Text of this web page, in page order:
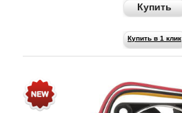
Купить
Купить в 1 клик